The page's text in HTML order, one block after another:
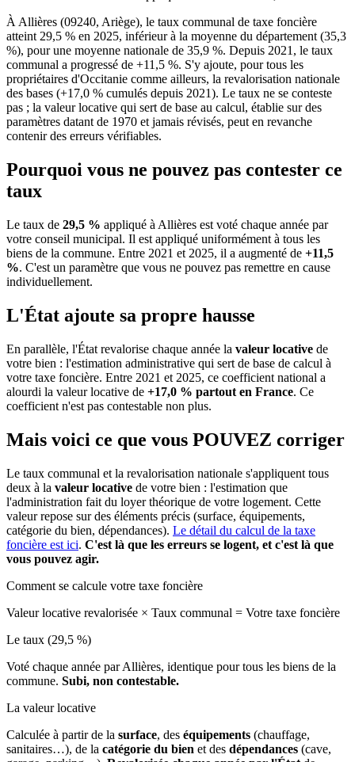
À Allières (09240, Ariège), le taux communal de taxe foncière
atteint 29,5 % en 2025, inférieur à la moyenne du département (35,3
%), pour une moyenne nationale de 35,9 %. Depuis 2021, le taux
communal a progressé de +11,5 %. S'y ajoute, pour tous les
propriétaires d'Occitanie comme ailleurs, la revalorisation nationale
des bases (+17,0 % cumulés depuis 2021). Le taux ne se conteste
pas ; la valeur locative qui sert de base au calcul, établie sur des
paramètres datant de 1970 et jamais révisés, peut en revanche
contenir des erreurs vérifiables.
Pourquoi vous ne pouvez pas contester ce
taux
Le taux de 29,5 % appliqué à Allières est voté chaque année par
votre conseil municipal. Il est appliqué uniformément à tous les
biens de la commune. Entre 2021 et 2025, il a augmenté de +11,5
%. C'est un paramètre que vous ne pouvez pas remettre en cause
individuellement.
L'État ajoute sa propre hausse
En parallèle, l'État revalorise chaque année la valeur locative de
votre bien : l'estimation administrative qui sert de base de calcul à
votre taxe foncière. Entre 2021 et 2025, ce coefficient national a
alourdi la valeur locative de +17,0 % partout en France. Ce
coefficient n'est pas contestable non plus.
Mais voici ce que vous POUVEZ corriger
Le taux communal et la revalorisation nationale s'appliquent tous
deux à la valeur locative de votre bien : l'estimation que
l'administration fait du loyer théorique de votre logement. Cette
valeur repose sur des éléments précis (surface, équipements,
catégorie du bien, dépendances). Le détail du calcul de la taxe
foncière est ici. C'est là que les erreurs se logent, et c'est là que
vous pouvez agir.
Comment se calcule votre taxe foncière
Valeur locative revalorisée × Taux communal = Votre taxe foncière
Le taux (29,5 %)
Voté chaque année par Allières, identique pour tous les biens de la
commune. Subi, non contestable.
La valeur locative
Calculée à partir de la surface, des équipements (chauffage,
sanitaires…), de la catégorie du bien et des dépendances (cave,